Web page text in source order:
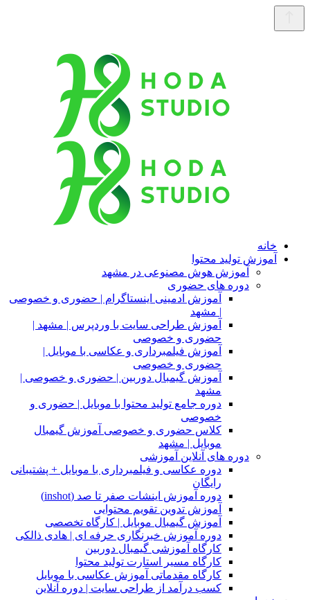
خانه
آموزش تولید محتوا
آموزش هوش مصنوعی در مشهد
دوره های حضوری
آموزش ادمینی اینستاگرام | حضوری و خصوصی
| مشهد
آموزش طراحی سایت با وردپرس | مشهد |
حضوری و خصوصی
آموزش فیلمبرداری و عکاسی با موبایل |
حضوری و خصوصی
آموزش گیمبال دوربین | حضوری و خصوصی |
مشهد
دوره جامع تولید محتوا با موبایل | حضوری و
خصوصی
کلاس حضوری و خصوصی آموزش گیمبال
موبایل | مشهد
دوره های آنلاین آموزشی
دوره عکاسی و فیلمبرداری با موبایل + پشتیبانی
رایگان
دوره آموزش اینشات صفر تا صد (inshot)
آموزش تدوین تقویم محتوایی
آموزش گیمبال موبایل | کارگاه تخصصی
دوره آموزش خبرنگاری حرفه ای | هادی ذالکی
کارگاه آموزشی گیمبال دوربین
کارگاه مسیر استارت تولید محتوا
کارگاه مقدماتی آموزش عکاسی با موبایل
کسب درآمد از طراحی سایت | دوره آنلاین